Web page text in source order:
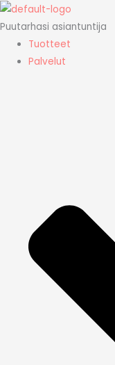
Siirry
sisältöön
Puutarhasi asiantuntija
Tuotteet
Palvelut